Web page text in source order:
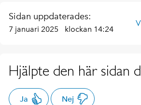
Sidan uppdaterades:
7 januari 2025 klockan 14:24
Hjälpte den här sidan
Ja Nej